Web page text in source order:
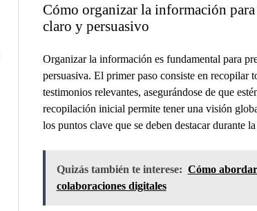
Cómo organizar la información
claro y persuasivo
Organizar la información es fundamental para
persuasiva. El primer paso consiste en recopilar
testimonios relevantes, asegurándose de que
recopilación inicial permite tener una visión
los puntos clave que se deben destacar durante
Quizás también te interese: Cómo
colaboraciones digitales